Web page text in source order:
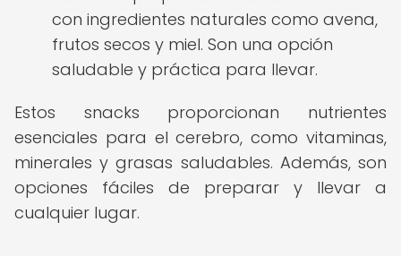
con ingredientes naturales como avena,
frutos secos y miel. Son una opción
saludable y práctica para llevar.
Estos snacks proporcionan nutrientes
esenciales para el cerebro, como vitaminas,
minerales y grasas saludables. Además, son
opciones fáciles de preparar y llevar a
cualquier lugar.